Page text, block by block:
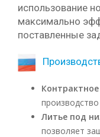
использование
максимально
поставленные
Литье под
позволяет